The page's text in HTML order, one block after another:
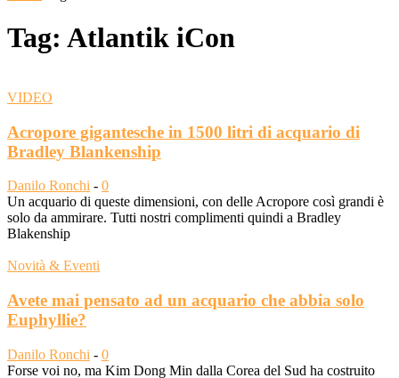
Tag: Atlantik iCon
VIDEO
Acropore gigantesche in 1500 litri di acquario di
Bradley Blankenship
Danilo Ronchi - 0
Un acquario di queste dimensioni, con delle Acropore così grandi è
solo da ammirare. Tutti nostri complimenti quindi a Bradley
Blakenship
Novità & Eventi
Avete mai pensato ad un acquario che abbia solo
Euphyllie?
Danilo Ronchi - 0
Forse voi no, ma Kim Dong Min dalla Corea del Sud ha costruito